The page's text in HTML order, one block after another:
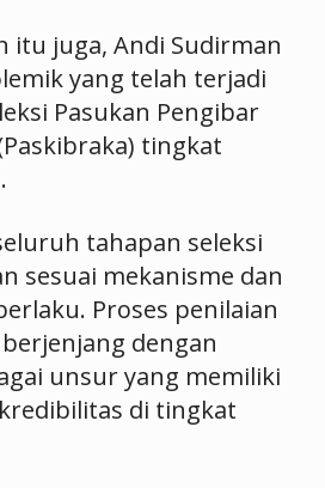
itu juga, Andi Sudirman
yang telah terjadi
Pasukan Pengibar
tingkat
tahapan seleksi
sesuai mekanisme dan
Proses penilaian
dengan
unsur yang memiliki
di tingkat